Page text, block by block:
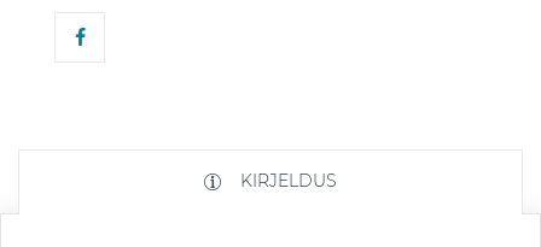
KIRJELDUS